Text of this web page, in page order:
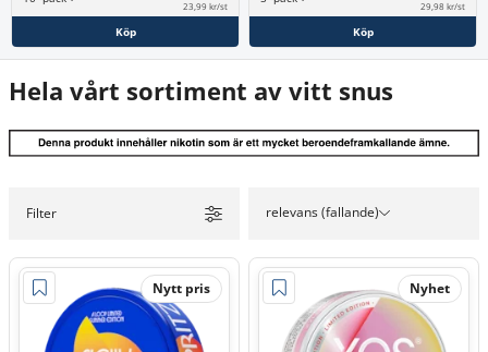
23,99 kr/st
Köp
29,98 kr/st
Köp
Hela vårt sortiment av vitt snus
Filter relevans (fallande)
Nytt pris Nyhet